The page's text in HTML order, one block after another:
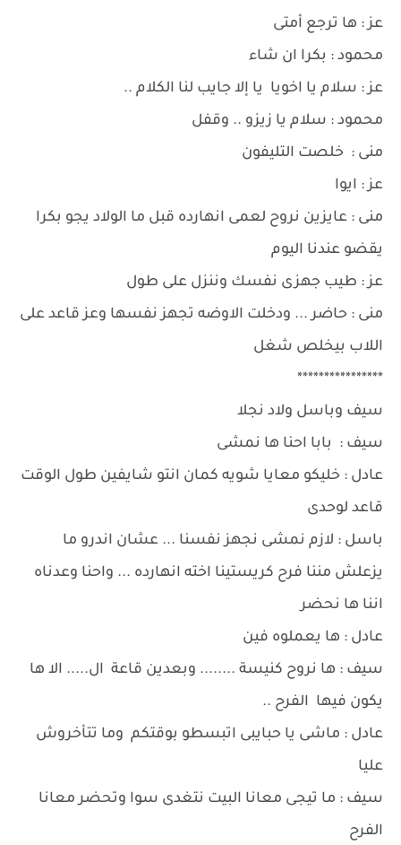
عز : ها ترجع أمتى
محمود : بكرا ان شاء
عز : سلام يا اخويا يا إلا جايب لنا الكلام ..
محمود : سلام يا زيزو .. وقفل
منى : خلصت التليفون
عز : ايوا
منى : عايزين نروح لعمى انهارده قبل ما الولاد يجو بكرا
يقضو عندنا اليوم
عز : طيب جهزى نفسك وننزل على طول
منى : حاضر ... ودخلت الاوضه تجهز نفسها وعز قاعد على
اللاب بيخلص شغل
****************
سيف وباسل ولاد نجلا
سيف : بابا احنا ها نمشى
عادل : خليكو معايا شويه كمان انتو شايفين طول الوقت
قاعد لوحدى
باسل : لازم نمشى نجهز نفسنا ... عشان اندرو ما
يزعلش مننا فرح كريستينا اخته انهارده ... واحنا وعدناه
اننا ها نحضر
عادل : ها يعملوه فين
سيف : ها نروح كنيسة ........ وبعدين قاعة ال..... الا ها
يكون فيها الفرح ..
عادل : ماشى يا حبايبى اتبسطو بوقتكم وما تتأخروش
عليا
سيف : ما تيجى معانا البيت نتغدى سوا وتحضر معانا
الفرح